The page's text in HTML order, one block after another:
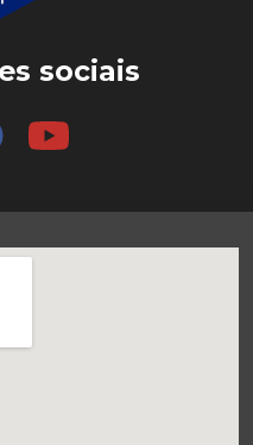
sociais